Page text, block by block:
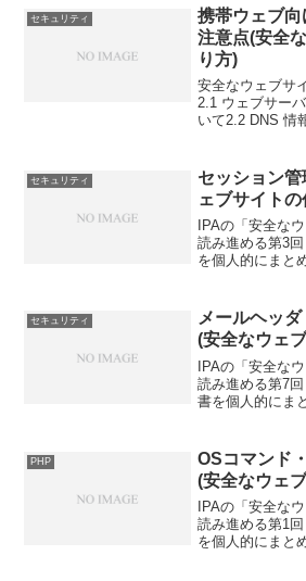
方(安全なSQLの
方の優先順位...
セキュリティ
携帯ウェブ
注意点(安全
り方)
安全なウェブサ
2.1 ウェブサー
いて2.2 DNS 情
対策2.6 WAF に
セキュリティ
セッション
ェブサイト
IPAの「安全な
読み進める第3
を個人的にまと
クション3) パス
ッ...
セキュリティ
メールヘッ
(安全なウェ
IPAの「安全な
読み進める第7
書を個人的にま
ェクション3) パ
ェ...
PHP
OSコマンド
(安全なウェ
IPAの「安全な
読み進める第1
を個人的にまと